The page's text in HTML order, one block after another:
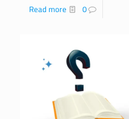
0
Read more